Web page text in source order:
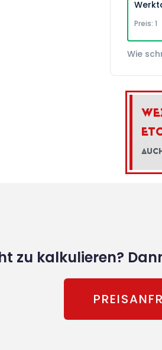
Preis: 1
Wie
zu kalkulieren?